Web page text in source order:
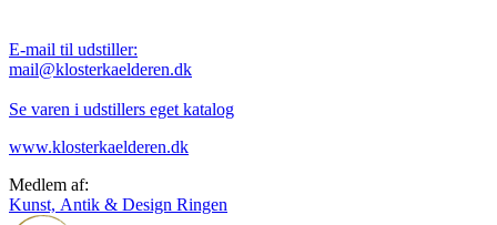
E-mail til udstiller:
mail@klosterkaelderen.dk
Se varen i udstillers eget katalog
www.klosterkaelderen.dk
Medlem af:
Kunst, Antik & Design Ringen